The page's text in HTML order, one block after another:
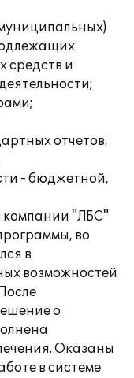
средств и
отчетов,
- бюджетной,
компании "ЛБС"
во
в
возможностей
о
Оказаны
в системе